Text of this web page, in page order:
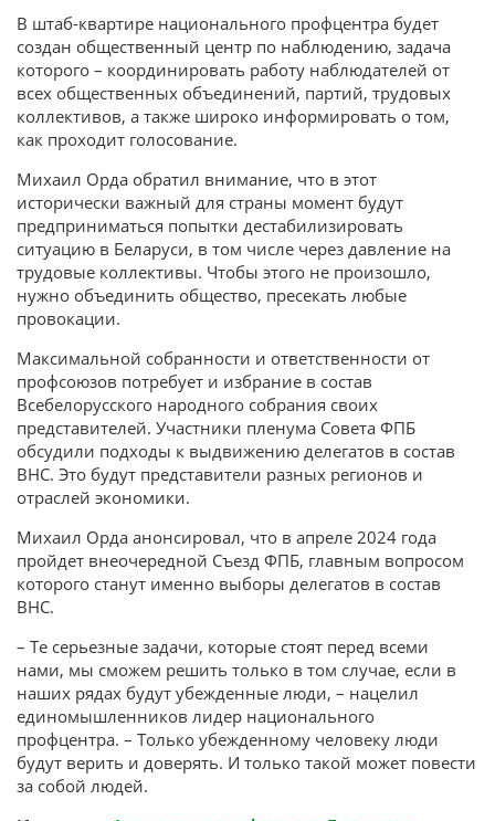
В штаб-квартире национального профцентра будет
создан общественный центр по наблюдению, задача
которого – координировать работу наблюдателей от
всех общественных объединений, партий, трудовых
коллективов, а также широко информировать о том,
как проходит голосование.
Михаил Орда обратил внимание, что в этот
исторически важный для страны момент будут
предприниматься попытки дестабилизировать
ситуацию в Беларуси, в том числе через давление на
трудовые коллективы. Чтобы этого не произошло,
нужно объединить общество, пресекать любые
провокации.
Максимальной собранности и ответственности от
профсоюзов потребует и избрание в состав
Всебелорусского народного собрания своих
представителей. Участники пленума Совета ФПБ
обсудили подходы к выдвижению делегатов в состав
ВНС. Это будут представители разных регионов и
отраслей экономики.
Михаил Орда анонсировал, что в апреле 2024 года
пройдет внеочередной Съезд ФПБ, главным вопросом
которого станут именно выборы делегатов в состав
ВНС.
– Те серьезные задачи, которые стоят перед всеми
нами, мы сможем решить только в том случае, если в
наших рядах будут убежденные люди, – нацелил
единомышленников лидер национального
профцентра. – Только убежденному человеку люди
будут верить и доверять. И только такой может повести
за собой людей.